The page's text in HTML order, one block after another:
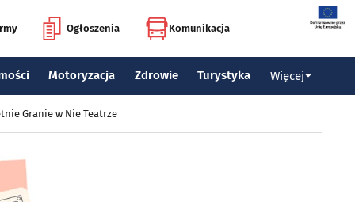
Ogłoszenia Komunikacja
Motoryzacja Zdrowie Turystyka Więcej
Granie w Nie Teatrze